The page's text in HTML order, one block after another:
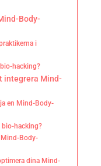
Body-
i
hacking?
integrera Mind-
en Mind-Body-
bio-hacking?
Mind-Body-
dina Mind-